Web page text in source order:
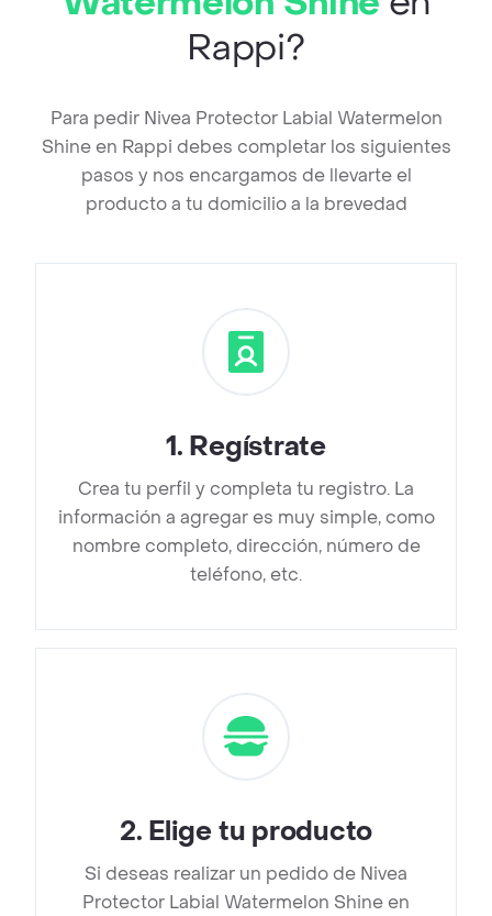
Rappi?
Para pedir Nivea Protector Labial Watermelon
Shine en Rappi debes completar los siguientes
pasos y nos encargamos de llevarte el
producto a tu domicilio a la brevedad
1. Regístrate
Crea tu perfil y completa tu registro. La
información a agregar es muy simple, como
nombre completo, dirección, número de
teléfono, etc.
2. Elige tu producto
Si deseas realizar un pedido de Nivea
Protector Labial Watermelon Shine en